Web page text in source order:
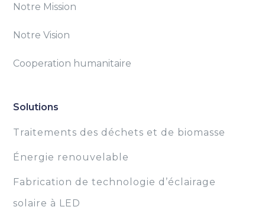
Notre Mission
Notre Vision
Cooperation humanitaire
Solutions
Traitements des déchets et de biomasse
Énergie renouvelable
Fabrication de technologie d’éclairage
solaire à LED